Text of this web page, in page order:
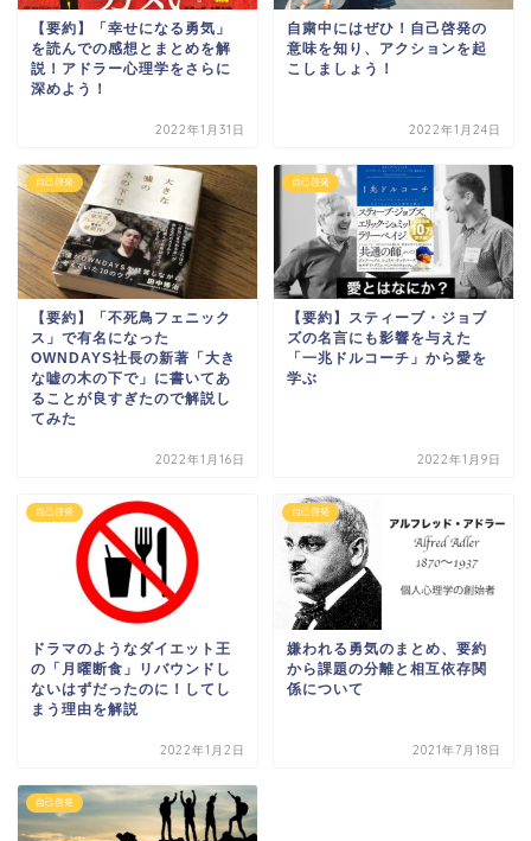
【要約】「幸せになる勇気」
を読んでの感想とまとめを解
説！アドラー心理学をさらに
深めよう！
2022年1月31日
自粛中にはぜひ！自己啓発の
意味を知り、アクションを起
こしましょう！
2022年1月24日
自己啓発
【要約】「不死鳥フェニック
ス」で有名になった
OWNDAYS社長の新著「大き
な嘘の木の下で」に書いてあ
ることが良すぎたので解説し
てみた
2022年1月16日
自己啓発
【要約】スティーブ・ジョブ
ズの名言にも影響を与えた
「一兆ドルコーチ」から愛を
学ぶ
2022年1月9日
自己啓発
ドラマのようなダイエット王
の「月曜断食」リバウンドし
ないはずだったのに！してし
まう理由を解説
2022年1月2日
自己啓発
嫌われる勇気のまとめ、要約
から課題の分離と相互依存関
係について
2021年7月18日
自己啓発